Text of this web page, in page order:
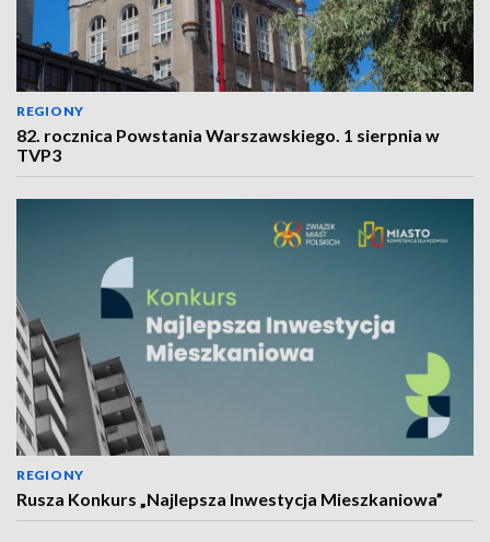
REGIONY
82. rocznica Powstania Warszawskiego. 1 sierpnia w
TVP3
REGIONY
Rusza Konkurs „Najlepsza Inwestycja Mieszkaniowa”